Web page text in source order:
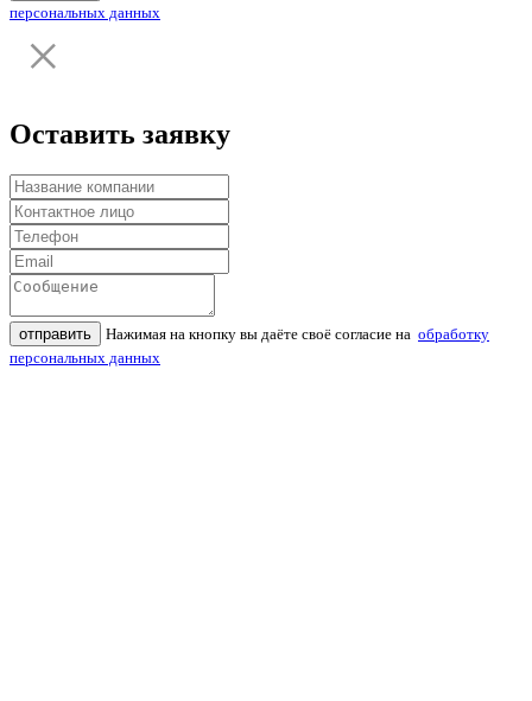
персональных данных
Оставить заявку
отправить Нажимая на кнопку вы даёте своё согласие на обработку
персональных данных